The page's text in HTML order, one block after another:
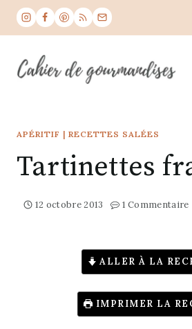
Aller
contenu
APÉRITIF | RECETTES SALÉES
Tartinettes
12 octobre 2013 1 Commentaire
ALLER À LA
IMPRIMER LA